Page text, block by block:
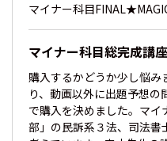
マイナー科目
マイナー科目総完成講座
購入するかどうか少し悩
り、動画以外に出題予想
で購入を決めました。マ
部」の民訴系３法、司法書